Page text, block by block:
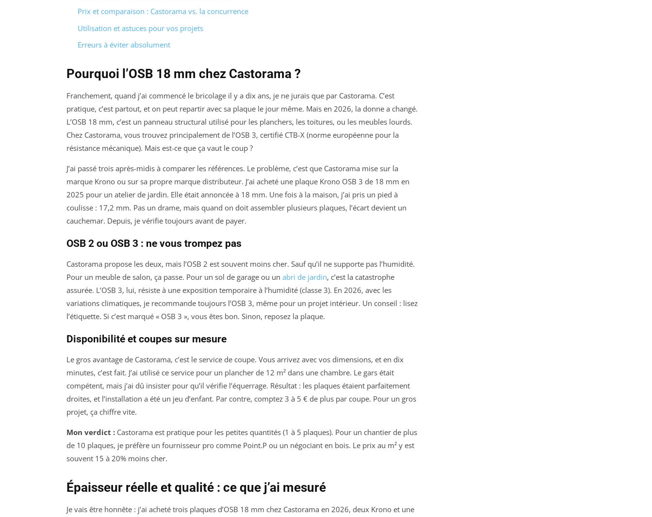
Prix et comparaison : Castorama vs. la concurrence
Utilisation et astuces pour vos projets
Erreurs à éviter absolument
Pourquoi l’OSB 18 mm chez Castorama ?
Franchement, quand j’ai commencé le bricolage il y a dix ans, je ne jurais que par Castorama. C’est
pratique, c’est partout, et on peut repartir avec sa plaque le jour même. Mais en 2026, la donne a changé.
L’OSB 18 mm, c’est un panneau structural utilisé pour les planchers, les toitures, ou les meubles lourds.
Chez Castorama, vous trouvez principalement de l’OSB 3, certifié CTB-X (norme européenne pour la
résistance mécanique). Mais est-ce que ça vaut le coup ?
J’ai passé trois après-midis à comparer les références. Le problème, c’est que Castorama mise sur la
marque Krono ou sur sa propre marque distributeur. J’ai acheté une plaque Krono OSB 3 de 18 mm en
2025 pour un atelier de jardin. Elle était annoncée à 18 mm. Une fois à la maison, j’ai pris un pied à
coulisse : 17,2 mm. Pas un drame, mais quand on doit assembler plusieurs plaques, l’écart devient un
cauchemar. Depuis, je vérifie toujours avant de payer.
OSB 2 ou OSB 3 : ne vous trompez pas
Castorama propose les deux, mais l’OSB 2 est souvent moins cher. Sauf qu’il ne supporte pas l’humidité.
Pour un meuble de salon, ça passe. Pour un sol de garage ou un abri de jardin, c’est la catastrophe
assurée. L’OSB 3, lui, résiste à une exposition temporaire à l’humidité (classe 3). En 2026, avec les
variations climatiques, je recommande toujours l’OSB 3, même pour un projet intérieur. Un conseil : lisez
l’étiquette. Si c’est marqué « OSB 3 », vous êtes bon. Sinon, reposez la plaque.
Disponibilité et coupes sur mesure
Le gros avantage de Castorama, c’est le service de coupe. Vous arrivez avec vos dimensions, et en dix
minutes, c’est fait. J’ai utilisé ce service pour un plancher de 12 m² dans une chambre. Le gars était
compétent, mais j’ai dû insister pour qu’il vérifie l’équerrage. Résultat : les plaques étaient parfaitement
droites, et l’installation a été un jeu d’enfant. Par contre, comptez 3 à 5 € de plus par coupe. Pour un gros
projet, ça chiffre vite.
Mon verdict : Castorama est pratique pour les petites quantités (1 à 5 plaques). Pour un chantier de plus
de 10 plaques, je préfère un fournisseur pro comme Point.P ou un négociant en bois. Le prix au m² y est
souvent 15 à 20% moins cher.
Épaisseur réelle et qualité : ce que j’ai mesuré
Je vais être honnête : j’ai acheté trois plaques d’OSB 18 mm chez Castorama en 2026, deux Krono et une